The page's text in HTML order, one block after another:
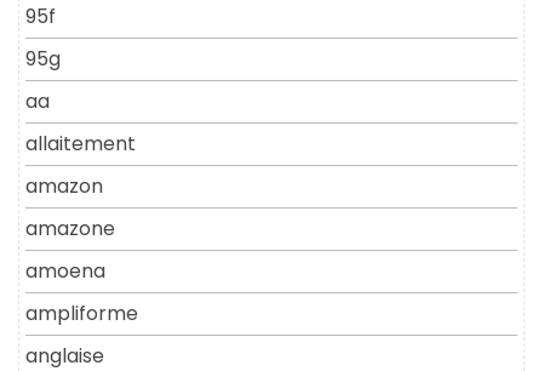
95f
95g
aa
allaitement
amazon
amazone
amoena
ampliforme
anglaise